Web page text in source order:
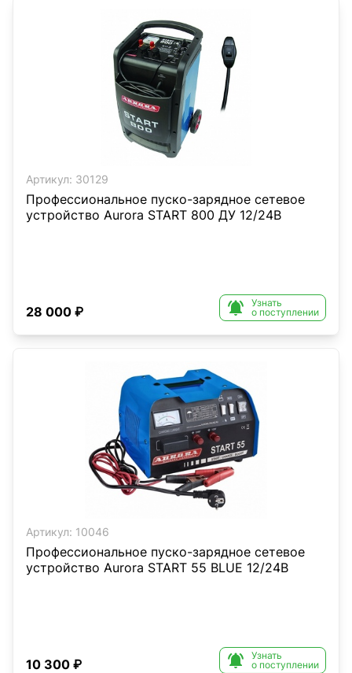
Артикул: 30129
Профессиональное пуско-зарядное сетевое
устройство Aurora START 800 ДУ 12/24В
28 000 ₽ 
Узнать
о поступлении
Артикул: 10046
Профессиональное пуско-зарядное сетевое
устройство Aurora START 55 BLUE 12/24В
10 300 ₽ 
Узнать
о поступлении